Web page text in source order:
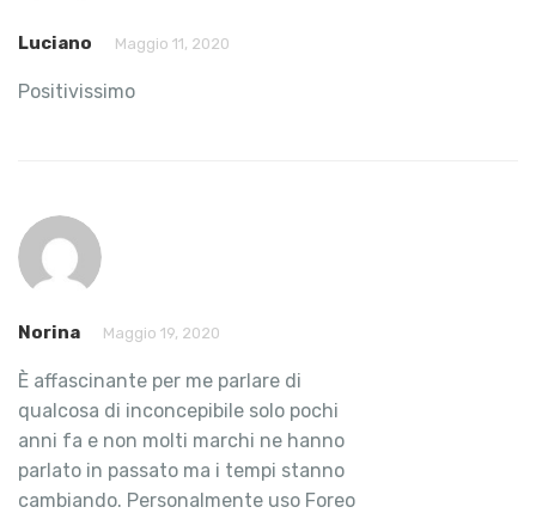
Luciano Maggio 11, 2020
Positivissimo
Norina Maggio 19, 2020
È affascinante per me parlare di
qualcosa di inconcepibile solo pochi
anni fa e non molti marchi ne hanno
parlato in passato ma i tempi stanno
cambiando. Personalmente uso Foreo